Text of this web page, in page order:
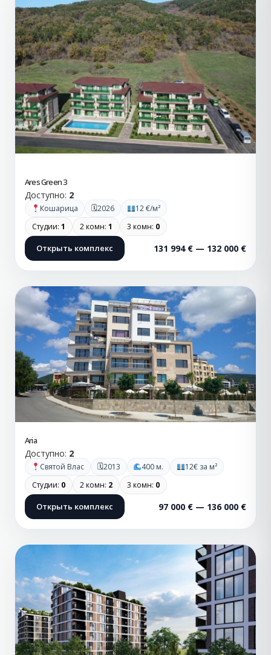
Ares Green 3
Доступно: 2
Кошарица 🗓2026
12 €/м²
Студии: 1 2 комн: 1 3 комн: 0
Открыть комплекс 131 994 € — 132 000 €
Aria
Доступно: 2
Святой Влас 🗓2013 400 м.
12€ за м²
Студии: 0 2 комн: 2 3 комн: 0
Открыть комплекс 97 000 € — 136 000 €